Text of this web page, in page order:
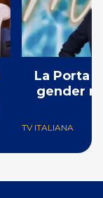
La Porta
gender
TV ITALIANA